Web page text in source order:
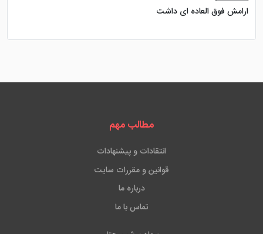
ارامش فوق العاده ای داشت
مطالب مهم
انتقادات و پیشنهادات
قوانین و مقررات سایت
درباره ما
تماس با ما